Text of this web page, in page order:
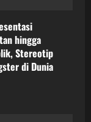
hingga
Stereotip
di Dunia